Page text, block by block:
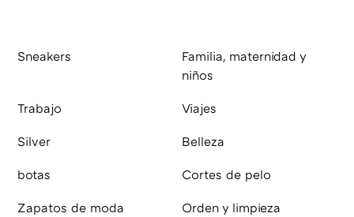
Sneakers
Familia, maternidad y
niños
Trabajo Viajes
Silver Belleza
botas Cortes de pelo
Zapatos de moda Orden y limpieza